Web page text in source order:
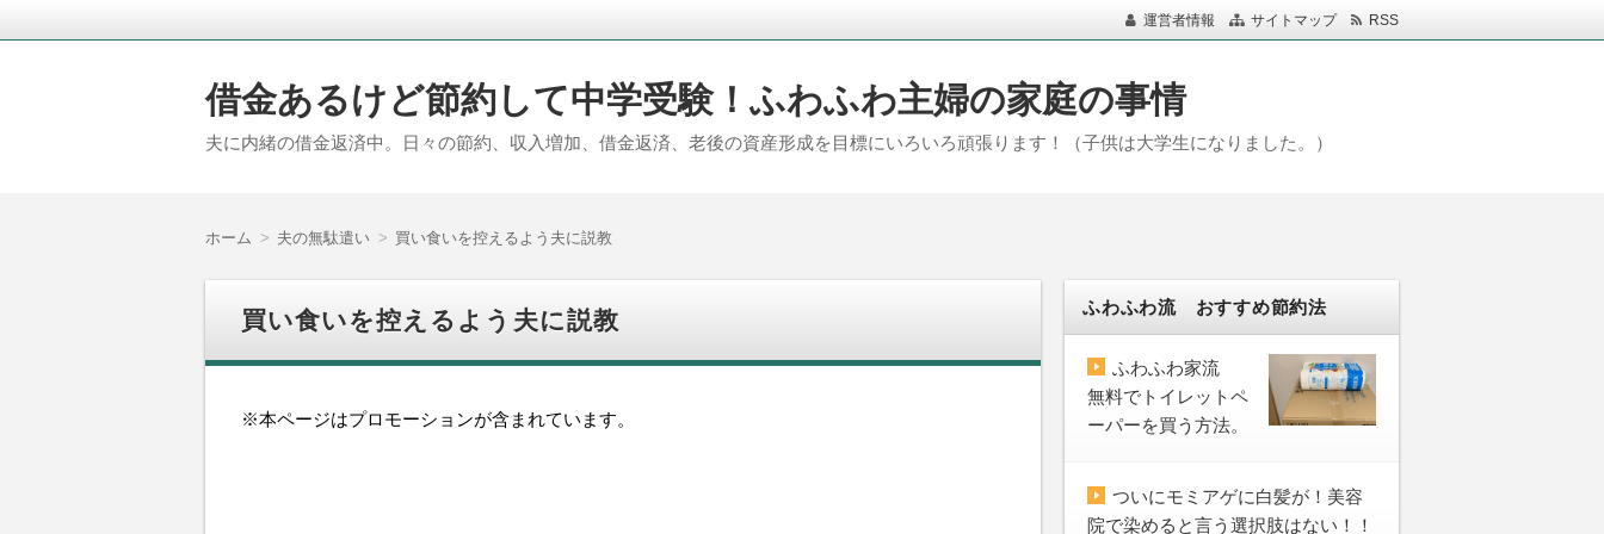
運営者情報 サイトマップ RSS
借金あるけど節約して中学受験！ふわふわ主婦の家庭の事情
夫に内緒の借金返済中。日々の節約、収入増加、借金返済、老後の資産形成を目標にいろいろ頑張ります！（子供は大学生になりました。）
ホーム 夫の無駄遣い 買い食いを控えるよう夫に説教
買い食いを控えるよう夫に説教
※本ページはプロモーションが含まれています。
ふわふわ流 おすすめ節約法
ふわふわ家流
無料でトイレットペ
ーパーを買う方法。
ついにモミアゲに白髪が！美容
院で染めると言う選択肢はない！！